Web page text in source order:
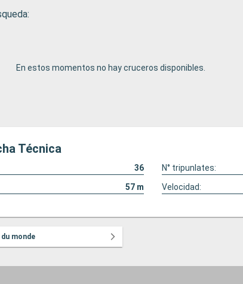
En estos momentos no hay cruceros disponibles.
Técnica
36 N° tripunlates:
57 m Velocidad:
monde